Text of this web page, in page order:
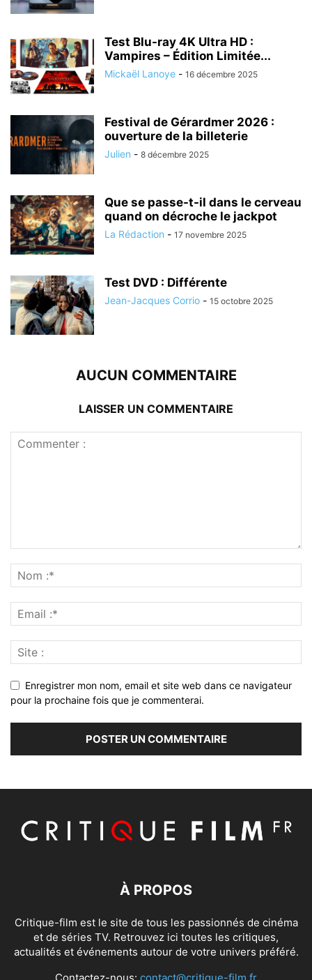
Test Blu-ray 4K Ultra HD :
Vampires – Édition Limitée...
Mickaël Lanoye - 16 décembre 2025
Festival de Gérardmer 2026 :
ouverture de la billeterie
Julien - 8 décembre 2025
Que se passe-t-il dans le cerveau
quand on décroche le jackpot
La Rédaction - 17 novembre 2025
Test DVD : Différente
Jean-Jacques Corrio - 15 octobre 2025
AUCUN COMMENTAIRE
LAISSER UN COMMENTAIRE
Enregistrer mon nom, email et site web dans ce navigateur
pour la prochaine fois que je commenterai.
À PROPOS
Critique-film est le site de tous les passionnés de cinéma
et de séries TV. Retrouvez ici toutes les critiques,
actualités et événements autour de votre univers préféré.